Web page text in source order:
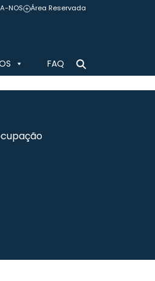
NOS Área Reservada
FAQ